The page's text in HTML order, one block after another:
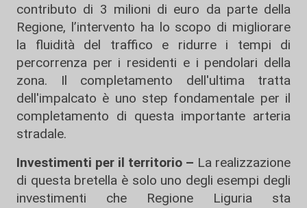
contributo di 3 milioni di euro da parte della
Regione, l’intervento ha lo scopo di migliorare
la fluidità del traffico e ridurre i tempi di
percorrenza per i residenti e i pendolari della
zona. Il completamento dell'ultima tratta
dell'impalcato è uno step fondamentale per il
completamento di questa importante arteria
stradale.
Investimenti per il territorio – La realizzazione
di questa bretella è solo uno degli esempi degli
investimenti che Regione Liguria sta